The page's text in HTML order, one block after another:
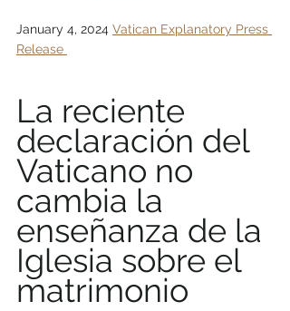
January 4, 2024 Vatican Explanatory Press
Release
La reciente
declaración del
Vaticano no
cambia la
enseñanza de la
Iglesia sobre el
matrimonio